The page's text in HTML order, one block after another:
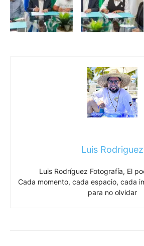
Luis Rodriguez
Luis Rodríguez Fotografía, El
Cada momento, cada espacio, cada
para no olvidar